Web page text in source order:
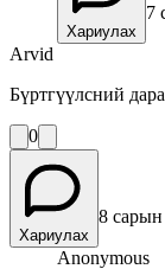
Хариулах
7
Arvid
Бүртгүүлсний
0
Хариулах
8
Anonymous